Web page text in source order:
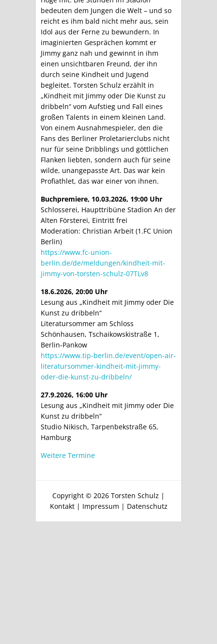
bedeuten dem Jungen die Welt – und so
reicht es ihm bald nicht mehr aus, sein
Idol aus der Ferne zu bewundern. In
imaginierten Gesprächen kommt er
Jimmy ganz nah und gewinnt in ihm
einen unsichtbaren Freund, der ihn
durch seine Kindheit und Jugend
begleitet. Torsten Schulz erzählt in
„Kindheit mit Jimmy oder Die Kunst zu
dribbeln“ vom Aufstieg und Fall eines
großen Talents in einem kleinen Land.
Von einem Ausnahmespieler, den die
Fans des Berliner Proletarierclubs nicht
nur für seine Dribblings und göttlichen
Flanken liebten, sondern auch für seine
wilde, unangepasste Art. Das war kein
Profiathlet, das war einer von ihnen.
Buchpremiere, 10.03.2026, 19:00 Uhr
Schlosserei, Haupttribüne Stadion An der
Alten Försterei, Eintritt frei
Moderation: Christian Arbeit (1.FC Union
Berlin)
https://www.fc-union-
berlin.de/de/meldungen/kindheit-mit-
jimmy-von-torsten-schulz-07TLv8
18.6.2026, 20:00 Uhr
Lesung aus „Kindheit mit Jimmy oder Die
Kunst zu dribbeln“
Literatursommer am Schloss
Schönhausen, Tschaikowskistraße 1,
Berlin-Pankow
https://www.tip-berlin.de/event/open-air-
literatursommer-kindheit-mit-jimmy-
oder-die-kunst-zu-dribbeln/
27.9.2026, 16:00 Uhr
Lesung aus „Kindheit mit Jimmy oder Die
Kunst zu dribbeln“
Studio Nikisch, Tarpenbekstraße 65,
Hamburg
Weitere Termine
Copyright © 2026 Torsten Schulz |
Kontakt| Impressum | Datenschutz